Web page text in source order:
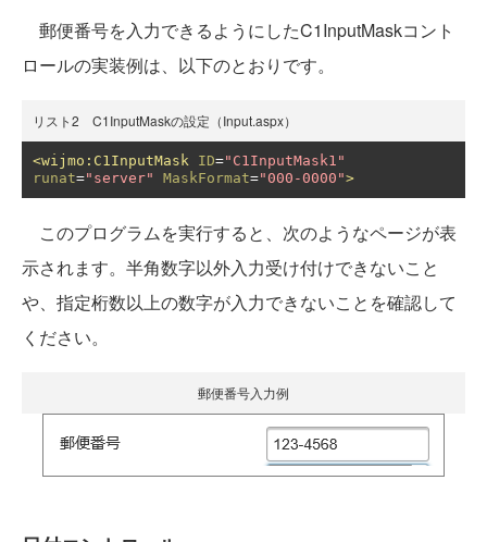
郵便番号を入力できるようにしたC1InputMaskコント
ロールの実装例は、以下のとおりです。
リスト2 C1InputMaskの設定（Input.aspx）
<wijmo:C1InputMask ID="C1InputMask1"
runat="server" MaskFormat="000-0000">
このプログラムを実行すると、次のようなページが表
示されます。半角数字以外入力受け付けできないこと
や、指定桁数以上の数字が入力できないことを確認して
ください。
郵便番号入力例